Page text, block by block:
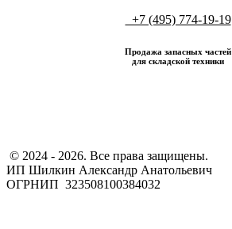
+7 (495) 774-19-19
Продажа запасных частей
для складской техники
​ © 2024 - 2026. Все права защищены.
ИП Шилкин Александр Анатольевич
ОГРНИП 323508100384032